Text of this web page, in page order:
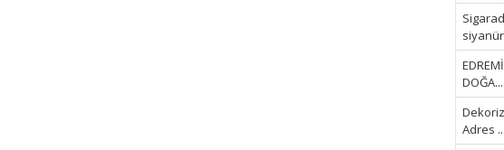
DOĞA...
Adres ...